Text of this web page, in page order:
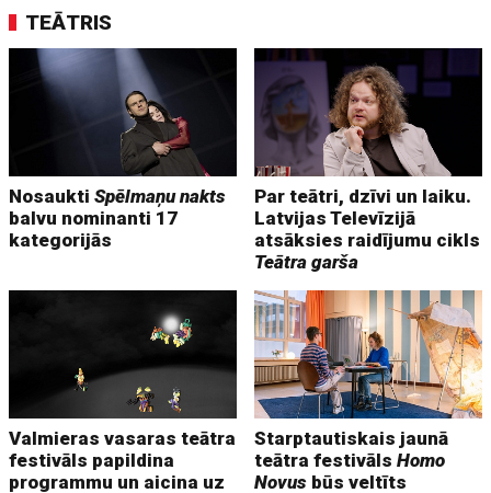
TEĀTRIS
NosauktiSpēlmaņu nakts
balvu nominanti 17
kategorijās
Par teātri, dzīvi un laiku.
Latvijas Televīzijā
atsāksies raidījumu cikls
Teātra garša
Valmieras vasaras teātra
festivāls papildina
programmu un aicina uz
Starptautiskais jaunā
teātra festivālsHomo
Novus būs veltīts